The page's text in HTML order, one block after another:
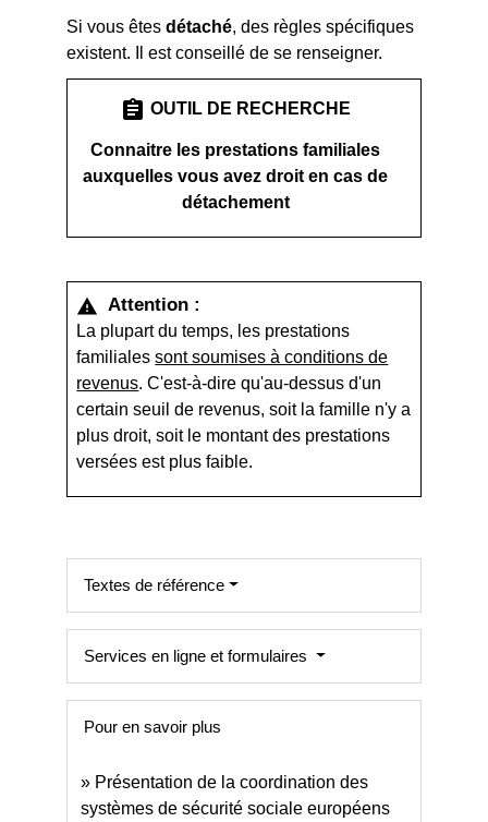
Si vous êtesdétaché, des règles spécifiques
existent. Il est conseillé de se renseigner.
assignment OUTIL DE RECHERCHE
Connaitre les prestations familiales
auxquelles vous avez droit en cas de
détachement
warning Attention :
La plupart du temps, les prestations
familialessont soumises à conditions de
revenus. C'est-à-dire qu'au-dessus d'un
certain seuil de revenus, soit la famille n'y a
plus droit, soit le montant des prestations
versées est plus faible.
Textes de référence
Services en ligne et formulaires
Pour en savoir plus
Présentation de la coordination des
systèmes de sécurité sociale européens